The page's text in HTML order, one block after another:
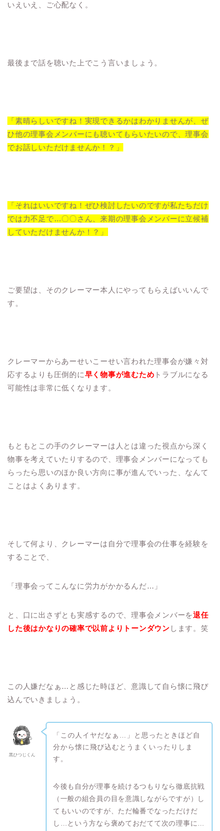
いえいえ、ご心配なく。
最後まで話を聴いた上でこう言いましょう。
「素晴らしいですね！実現できるかはわかりませんが、ぜ
ひ他の理事会メンバーにも聴いてもらいたいので、理事会
でお話しいただけませんか！？」
「それはいいですね！ぜひ検討したいのですが私たちだけ
では力不足で…〇〇さん、来期の理事会メンバーに立候補
していただけませんか！？」
ご要望は、そのクレーマー本人にやってもらえばいいんで
す。
クレーマーからあーせいこーせい言われた理事会が嫌々対
応するよりも圧倒的に早く物事が進むため トラブルになる
可能性は非常に低くなります。
もともとこの手のクレーマーは人とは違った視点から深く
物事を考えていたりするので、理事会メンバーになっても
らったら思いのほか良い方向に事が進んでいった、なんて
ことはよくあります。
そして何より、クレーマーは自分で理事会の仕事を経験を
することで、
「理事会ってこんなに労力がかかるんだ…」
と、口に出さずとも実感するので、理事会メンバーを退任
した後はかなりの確率で以前よりトーンダウン します。笑
この人嫌だなぁ…と感じた時ほど、意識して自ら懐に飛び
込んでいきましょう。
黒ひつじくん
「この人イヤだなぁ…」と思ったときほど自
分から懐に飛び込むとうまくいったりしま
す。
今後も自分が理事を続けるつもりなら徹底抗戦
（一般の組合員の目を意識しながらですが）し
てもいいのですが、ただ輪番でなっただけだ
し…という方なら褒めておだてて次の理事に…